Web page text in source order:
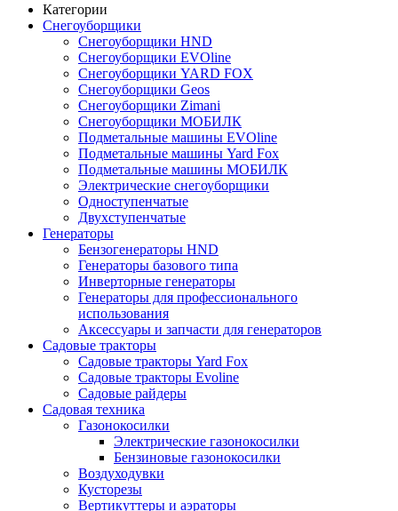
Категории
Снегоуборщики
Снегоуборщики HND
Снегоуборщики EVOline
Снегоуборщики YARD FOX
Снегоуборщики Geos
Снегоуборщики Zimani
Снегоуборщики МОБИЛК
Подметальные машины EVOline
Подметальные машины Yard Fox
Подметальные машины МОБИЛК
Электрические снегоуборщики
Одноступенчатые
Двухступенчатые
Генераторы
Бензогенераторы HND
Генераторы базового типа
Инверторные генераторы
Генераторы для профессионального
использования
Аксессуары и запчасти для генераторов
Садовые тракторы
Садовые тракторы Yard Fox
Садовые тракторы Evoline
Садовые райдеры
Садовая техника
Газонокосилки
Электрические газонокосилки
Бензиновые газонокосилки
Воздуходувки
Кусторезы
Вертикуттеры и аэраторы